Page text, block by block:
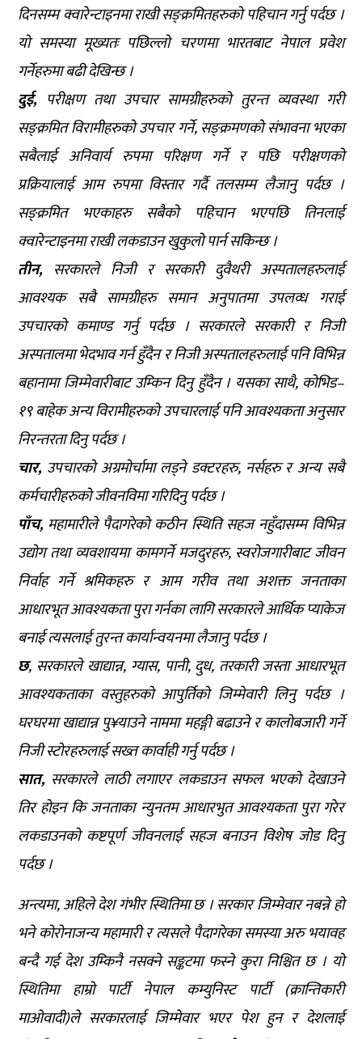
दिनसम्म क्वारेन्टाइनमा राखी सङ्क्रमितहरुको पहिचान गर्नु पर्दछ ।
यो समस्या मूख्यतः पछिल्लो चरणमा भारतबाट नेपाल प्रवेश
गर्नेहरुमा बढी देखिन्छ ।
दुई,परीक्षण तथा उपचार सामग्रीहरुको तुरन्त व्यवस्था गरी
सङ्क्रमित विरामीहरुको उपचार गर्ने, सङ्क्रमणको संभावना भएका
सबैलाई अनिवार्य रुपमा परिक्षण गर्ने र पछि परीक्षणको
प्रक्रियालाई आम रुपमा विस्तार गर्दै तलसम्म लैजानु पर्दछ ।
सङ्क्रमित भएकाहरु सबैको पहिचान भएपछि तिनलाई
क्वारेन्टाइनमा राखी लकडाउन खुकुलो पार्न सकिन्छ ।
तीन,सरकारले निजी र सरकारी दुवैथरी अस्पतालहरुलाई
आवश्यक सबै सामग्रीहरु समान अनुपातमा उपलव्ध गराई
उपचारको कमाण्ड गर्नु पर्दछ । सरकारले सरकारी र निजी
अस्पतालमा भेदभाव गर्न हुँदैन र निजी अस्पतालहरुलाई पनि विभिन्न
बहानामा जिम्मेवारीबाट उम्किन दिनु हुँदैन । यसका साथै, कोभिड–
१९ बाहेक अन्य विरामीहरुको उपचारलाई पनि आवश्यकता अनुसार
निरन्तरता दिनु पर्दछ ।
चार,उपचारको अग्रमोर्चामा लड्ने डक्टरहरु, नर्सहरु र अन्य सबै
कर्मचारीहरुको जीवनविमा गरिदिनु पर्दछ ।
पाँच,महामारीले पैदागरेको कठीन स्थिति सहज नहुँदासम्म विभिन्न
उद्योग तथा व्यवशायमा कामगर्ने मजदुरहरु, स्वरोजगारीबाट जीवन
निर्वाह गर्ने श्रमिकहरु र आम गरीव तथा अशक्त जनताका
आधारभूत आवश्यकता पुरा गर्नका लागि सरकारले आर्थिक प्याकेज
बनाई त्यसलाई तुरन्त कार्यान्वयनमा लैजानु पर्दछ ।
छ, सरकारले खाद्यान्न, ग्यास, पानी, दुध, तरकारी जस्ता आधारभूत
आवश्यकताका वस्तुहरुको आपुर्तिको जिम्मेवारी लिनु पर्दछ ।
घरघरमा खाद्यान्न पु¥याउने नाममा महङ्गी बढाउने र कालोबजारी गर्ने
निजी स्टोरहरुलाई सख्त कार्वाही गर्नु पर्दछ ।
सात,सरकारले लाठी लगाएर लकडाउन सफल भएको देखाउने
तिर होइन कि जनताका न्युनतम आधारभुत आवश्यकता पुरा गरेर
लकडाउनको कष्टपूर्ण जीवनलाई सहज बनाउन विशेष जोड दिनु
पर्दछ ।
अन्त्यमा, अहिले देश गंभीर स्थितिमा छ । सरकार जिम्मेवार नबन्ने हो
भने कोरोनाजन्य महामारी र त्यसले पैदागरेका समस्या अरु भयावह
बन्दै गई देश उम्किनै नसक्ने सङ्कटमा फस्ने कुरा निश्चित छ । यो
स्थितिमा हाम्रो पार्टी नेपाल कम्युनिस्ट पार्टी (क्रान्तिकारी
माओवादी)ले सरकारलाई जिम्मेवार भएर पेश हुन र देशलाई